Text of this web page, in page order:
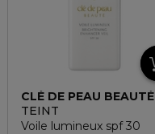
CLÉ DE PEAU BEAUTÉ
TEINT
Voile lumineux spf 30